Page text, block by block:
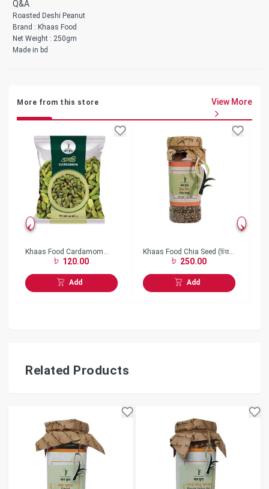
Q&A
Roasted Deshi Peanut
Brand : Khaas Food
Net Weight : 250gm
Made in bd
More from this store View More
Khaas Food Cardamom
(এলাচ)-(25 gm)120.00
Add
Khaas Food Chia Seed (চিয়া
বীজ)- (150gm)250.00
Add
Related Products